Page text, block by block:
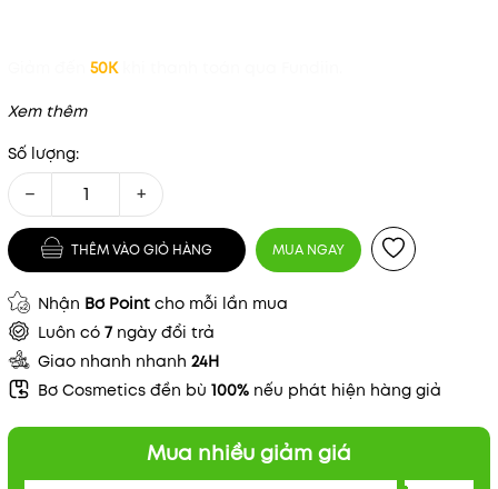
50K
Xem thêm
Số lượng:
− +
THÊM VÀO GIỎ HÀNG MUA NGAY
Nhận Bơ Point cho mỗi lần mua
Luôn có 7 ngày đổi trả
Giao nhanh nhanh 24H
Bơ Cosmetics đền bù 100% nếu phát hiện hàng giả
Mua nhiều giảm giá